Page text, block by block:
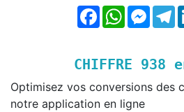
FacebookWhatsApp
CHIFFRE 938
Optimisez vos conversions des
notre application en ligne